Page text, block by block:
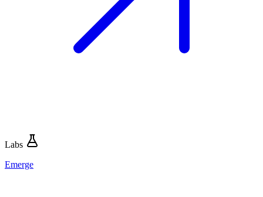
Labs
Emerge